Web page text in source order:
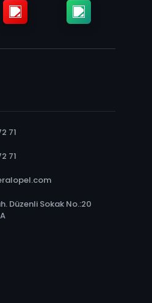
71
71
Düzenli Sokak No.:20